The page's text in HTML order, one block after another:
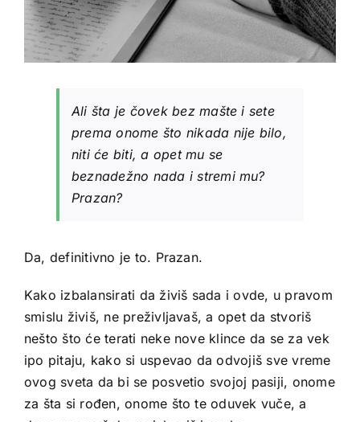
Ali šta je čovek bez mašte i sete
prema onome što nikada nije bilo,
niti će biti, a opet mu se
beznadežno nada i stremi mu?
Prazan?
Da, definitivno je to. Prazan.
Kako izbalansirati da živiš sada i ovde, u pravom
smislu živiš, ne preživljavaš, a opet da stvoriš
nešto što će terati neke nove klince da se za vek
ipo pitaju, kako si uspevao da odvojiš sve vreme
ovog sveta da bi se posvetio svojoj pasiji, onome
za šta si rođen, onome što te oduvek vuče, a